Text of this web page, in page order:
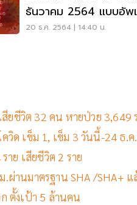
ธันวาคม 2564 แบบอัพ
20 ธ.ค. 2564 | 14:40 น.
ยชีวิต 32 คน หายป่วย 3,649
วิด เข็ม 1, เข็ม 3 วันนี้-24 ธ.ค
าย เสียชีวิต 2 ราย
านมาตรฐาน SHA /SHA+ แ
ตั้งเป้า 5 ล้านคน